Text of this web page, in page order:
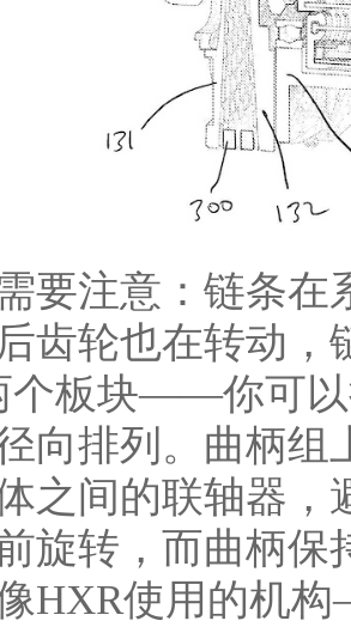
要注意：链条在
齿轮也在转动，
个板块——你可以
向排列。曲柄组
之间的联轴器，
旋转，而曲柄保
HXR使用的机